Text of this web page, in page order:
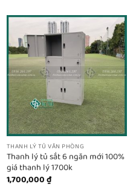
THANH LÝ TỦ VĂN PHÒNG
Thanh lý tủ sắt 6 ngăn mới 100%
giá thanh lý 1700k
1,700,000₫